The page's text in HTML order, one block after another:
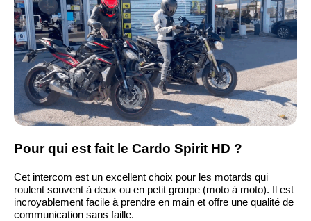
Pour qui est fait le Cardo Spirit HD ?
Cet intercom est un excellent choix pour les motards qui
roulent souvent à deux ou en petit groupe (moto à moto). Il est
incroyablement facile à prendre en main et offre une qualité de
communication sans faille.